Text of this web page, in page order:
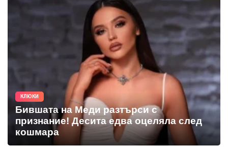
КЛЮКИ
Бившата на Меди разтърси с
признание! Десита едва оцеляла след
кошмара